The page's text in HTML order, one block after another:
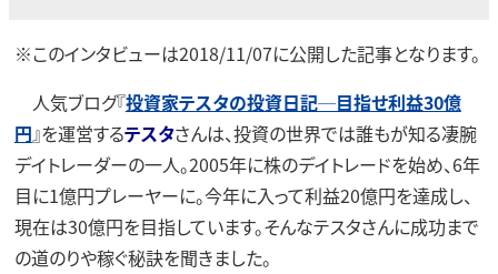
※このインタビューは2018/11/07に公開した記事となります。
人気ブログ『投資家テスタの投資日記─目指せ利益30億
円』を運営するテスタさんは、投資の世界では誰もが知る凄腕
デイトレーダーの一人。2005年に株のデイトレードを始め、6年
目に1億円プレーヤーに。今年に入って利益20億円を達成し、
現在は30億円を目指しています。そんなテスタさんに成功まで
の道のりや稼ぐ秘訣を聞きました。